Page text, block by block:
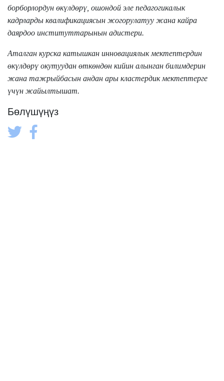
борборлордун өкүлдөрү, ошондой эле педагогикалык
кадрларды квалификациясын жогорулатуу жана кайра
даярдоо институттарынын адистери.
Аталган курска катышкан инновациялык мектептердин
өкүлдөрү окутуудан өткөндөн кийин алынган билимдерин
жана тажрыйбасын андан ары кластердик мектептерге
үчүн жайылтышат.
Бөлүшүңүз